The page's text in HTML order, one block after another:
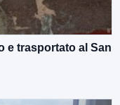
e trasportato al San